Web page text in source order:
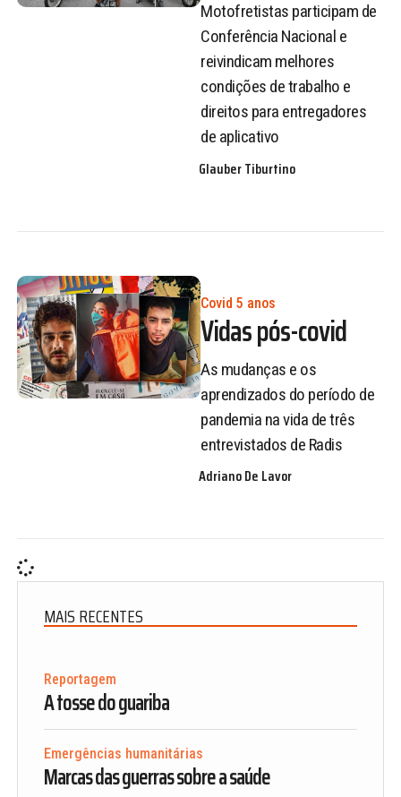
Motofretistas participam de
Conferência Nacional e
reivindicam melhores
condições de trabalho e
direitos para entregadores
de aplicativo
Glauber Tiburtino
Covid 5 anos
Vidas pós-covid
As mudanças e os
aprendizados do período de
pandemia na vida de três
entrevistados de Radis
Adriano De Lavor
MAIS RECENTES
Reportagem
A tosse do guariba
Emergências humanitárias
Marcas das guerras sobre a saúde